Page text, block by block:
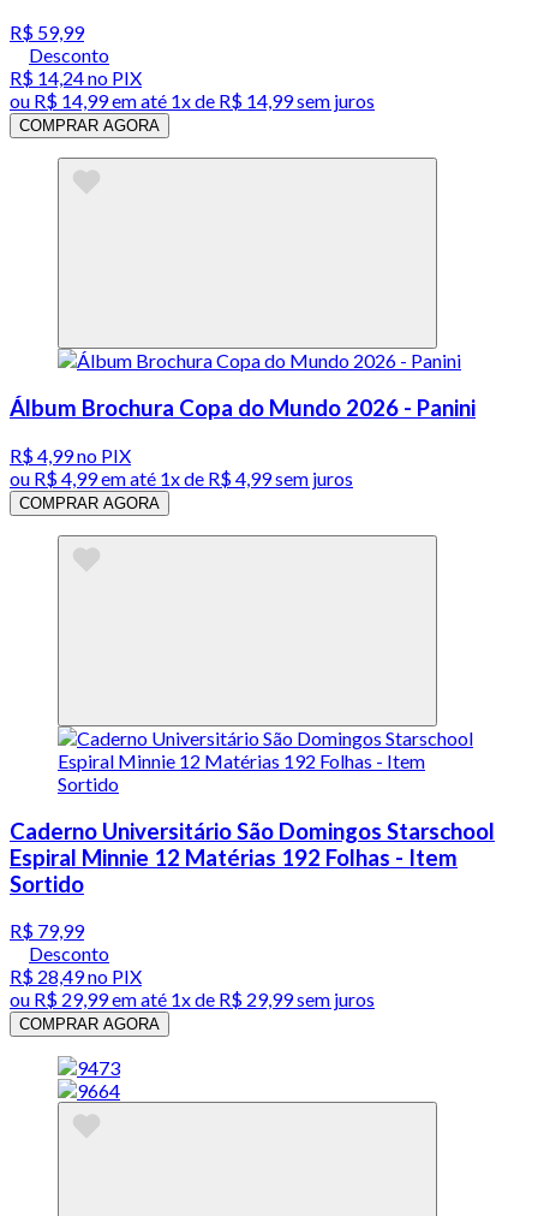
R$ 59,99
Desconto
R$ 14,24no PIX
ou R$ 14,99em até 1x de R$ 14,99sem juros
COMPRAR AGORA
Álbum Brochura Copa do Mundo 2026 - Panini
R$ 4,99no PIX
ou R$ 4,99em até 1x de R$ 4,99sem juros
COMPRAR AGORA
Caderno Universitário São Domingos Starschool
Espiral Minnie 12 Matérias 192 Folhas - Item
Sortido
R$ 79,99
Desconto
R$ 28,49no PIX
ou R$ 29,99em até 1x de R$ 29,99sem juros
COMPRAR AGORA